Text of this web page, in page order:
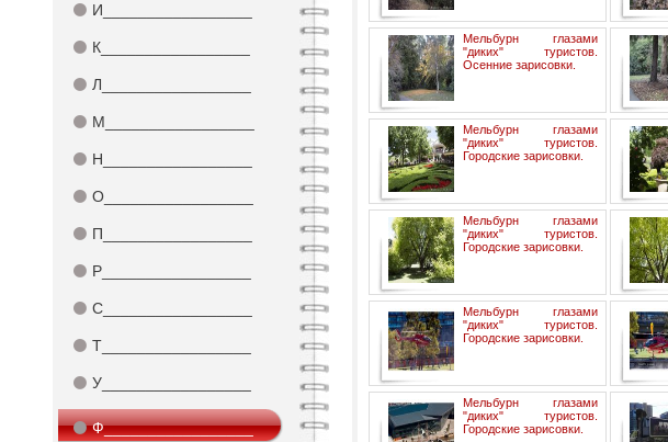
⚫ И_________________
⚫ К_________________
⚫ Л_________________
⚫ М_________________
⚫ Н_________________
⚫ О_________________
⚫ П_________________
⚫ Р_________________
⚫ С_________________
⚫ Т_________________
⚫ У_________________
⚫Ф_________________
Мельбурн глазами
"диких" туристов.
Осенние зарисовки.
Мельбурн глазами
"диких" туристов.
Городские зарисовки.
Мельбурн глазами
"диких" туристов.
Городские зарисовки.
Мельбурн глазами
"диких" туристов.
Городские зарисовки.
Мельбурн глазами
"диких" туристов.
Городские зарисовки.